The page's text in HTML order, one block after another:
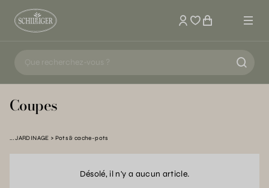
Mon compte
Coupes
JARDINAGE Pots & cache-pots
Désolé, il n'y a aucun article.